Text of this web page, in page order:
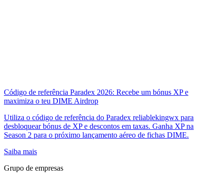
Código de referência Paradex 2026: Recebe um bónus XP e
maximiza o teu DIME Airdrop
Utiliza o código de referência do Paradex reliablekingwx para
desbloquear bónus de XP e descontos em taxas. Ganha XP na
Season 2 para o próximo lançamento aéreo de fichas DIME.
Saiba mais
Grupo de empresas